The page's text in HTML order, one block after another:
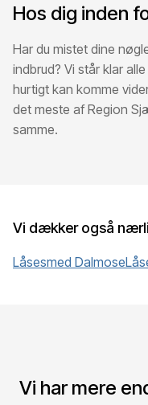
Hos dig inden
Har du mistet dine
indbrud? Vi står klar
hurtigt kan komme
det meste af Region
samme.
Vi dækker også
Låsesmed Dalmose
Vi har mere